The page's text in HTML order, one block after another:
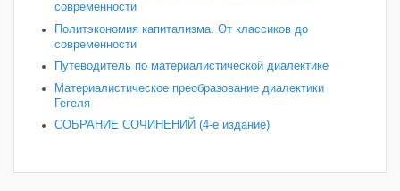
современности
Политэкономия капитализма. От классиков до
современности
Путеводитель по материалистической диалектике
Материалистическое преобразование диалектики
Гегеля
СОБРАНИЕ СОЧИНЕНИЙ (4-е издание)